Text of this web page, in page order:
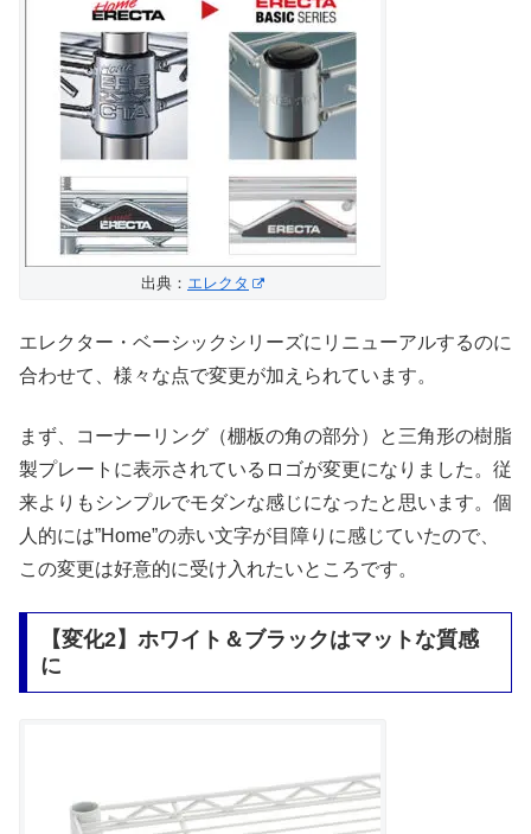
出典： エレクタ
エレクター・ベーシックシリーズにリニューアルするのに
合わせて、様々な点で変更が加えられています。
まず、コーナーリング（棚板の角の部分）と三角形の樹脂
製プレートに表示されているロゴが変更になりました。従
来よりもシンプルでモダンな感じになったと思います。個
人的には”Home”の赤い文字が目障りに感じていたので、
この変更は好意的に受け入れたいところです。
【変化2】ホワイト＆ブラックはマットな質感
に